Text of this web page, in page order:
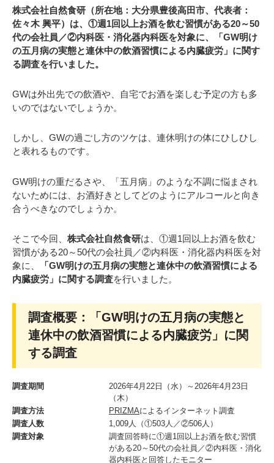
株式会社自然食研（所在地：大分県豊後高田市、代表者：
佐々木 興平）は、①週1回以上お酒を飲む習慣がある20～50
代の会社員／②内科医・消化器内科医を対象に、「GW明け
の五月病の実態と連休中の飲酒習慣による内臓疲労」に関す
る調査を行いました。
GWは外出先での飲酒や、自宅でお酒を楽しむ予定の方も多
いのではないでしょうか。
しかし、GWの過ごし方のツケは、連休明けの体にひしひし
と表れるものです。
GW明けの重だるさや、「五月病」のような不調に悩まされ
ないためには、お酒好きとしてどのようにアルコールと向き
合うべきなのでしょうか。
そこで今回、 株式会社自然食研は、①週1回以上お酒を飲む
習慣がある20～50代の会社員／②内科医・消化器内科医を対
象に、
「GW明けの五月病の実態と連休中の飲酒習慣による
内臓疲労」に関する調査を行いました。
調査概要：「GW明けの五月病の実態と
連休中の飲酒習慣による内臓疲労」に関
する調査
調査期間
2026年4月22日（水）～2026年4月23日
（木）
調査方法
PRIZMAによるインターネット調査
調査人数
1,009人（①503人／②506人）
調査対象
調査回答時に①週1回以上お酒を飲む習慣
がある20～50代の会社員／②内科医・消化
器内科医と回答したモニター